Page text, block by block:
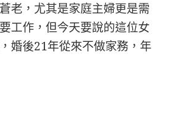
老，尤其是家庭主婦更是需
工作，但今天要說的這位女
婚後21年從來不做家務，年